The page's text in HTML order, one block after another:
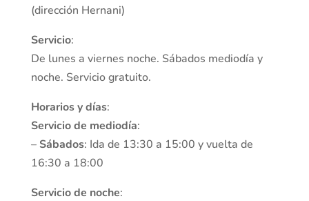
(dirección Hernani)
Servicio:
De lunes a viernes noche. Sábados mediodía y
noche. Servicio gratuito.
Horarios y días:
Servicio de mediodía:
– Sábados: Ida de 13:30 a 15:00 y vuelta de
16:30 a 18:00
Servicio de noche: